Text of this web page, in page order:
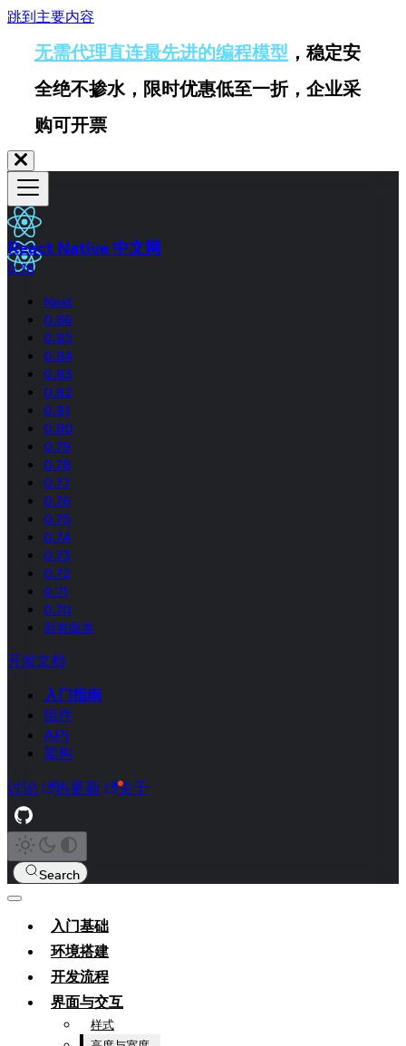
跳到主要内容
无需代理直连最先进的编程模型 ，稳定安
全绝不掺水，限时优惠低至一折，企业采
购可开票
React Native 中文网
0.76
Next
0.86
0.85
0.84
0.83
0.82
0.81
0.80
0.79
0.78
0.77
0.76
0.75
0.74
0.73
0.72
0.71
0.70
所有版本
开发文档
入门指南
组件
API
架构
讨论 热更新 关于
Search
入门基础
环境搭建
开发流程
界面与交互
样式